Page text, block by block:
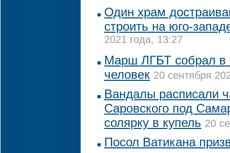
Один храм
строить на юго-
2021 года, 13:27
Марш ЛГБТ собрал в
человек 20 сентября
Вандалы расписали
Саровского под
солярку в купель 20
Посол Ватикана